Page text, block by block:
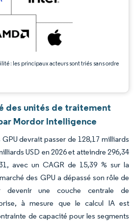
: les principaux acteurs sont triés sans ordre
des unités de traitement
Mordor Intelligence
devrait passer de 128,17 milliards
USD en 2026 et atteindre 296,34
avec un CAGR de 15,39 % sur la
des GPU a dépassé son rôle de
devenir une couche centrale de
à mesure que le calcul IA est
de capacité pour les segments